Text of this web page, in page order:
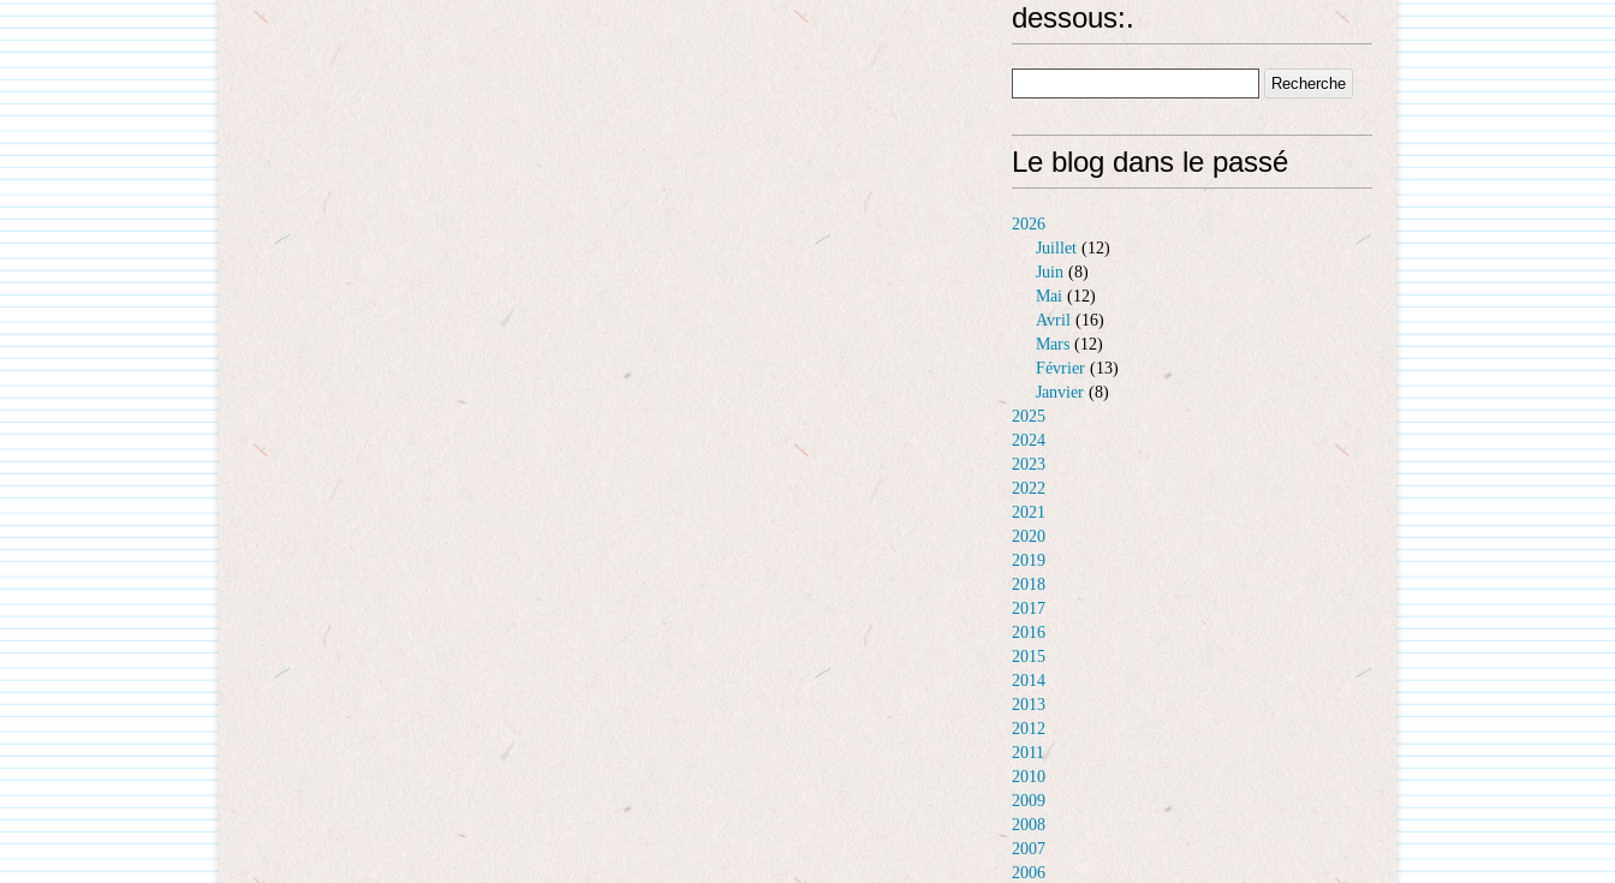
dessous:.
Le blog dans le passé
2026
Juillet (12)
Juin (8)
Mai (12)
Avril (16)
Mars (12)
Février (13)
Janvier (8)
2025
2024
2023
2022
2021
2020
2019
2018
2017
2016
2015
2014
2013
2012
2011
2010
2009
2008
2007
2006